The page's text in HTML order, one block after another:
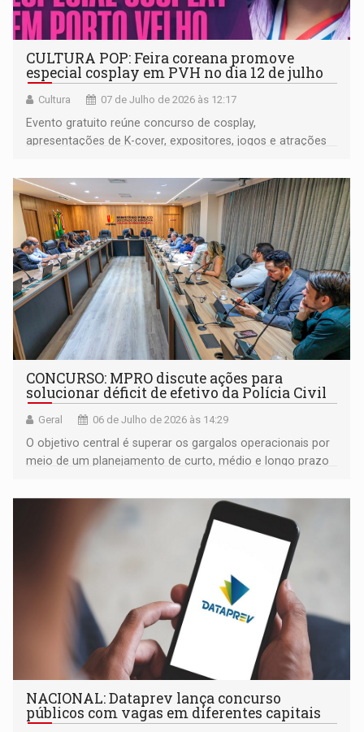
CULTURA POP: Feira coreana promove
especial cosplay em PVH no dia 12 de julho
Cultura 07 de Julho de 2026 às 12:17
Evento gratuito reúne concurso de cosplay,
apresentações de K-cover, expositores, jogos e atrações
CONCURSO: MPRO discute ações para
solucionar déficit de efetivo da Polícia Civil
Geral 06 de Julho de 2026 às 14:29
O objetivo central é superar os gargalos operacionais por
meio de um planejamento de curto, médio e longo prazo
NACIONAL: Dataprev lança concurso
públicos com vagas em diferentes capitais